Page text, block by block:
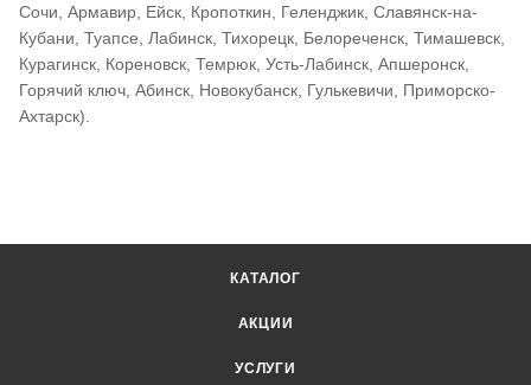
Сочи, Армавир, Ейск, Кропоткин, Геленджик, Славянск-на-
Кубани, Туапсе, Лабинск, Тихорецк, Белореченск, Тимашевск,
Курагинск, Кореновск, Темрюк, Усть-Лабинск, Апшеронск,
Горячий ключ, Абинск, Новокубанск, Гулькевичи, Приморско-
Ахтарск).
КАТАЛОГ
АКЦИИ
УСЛУГИ